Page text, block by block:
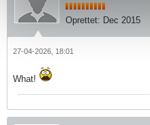
Oprettet: Dec 2015
27-04-2026, 18:01
What!